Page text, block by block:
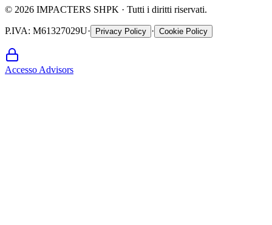
© 2026 IMPACTERS SHPK · Tutti i diritti riservati.
P.IVA: M61327029U· Privacy Policy · Cookie Policy
Accesso Advisors